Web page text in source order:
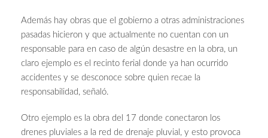
Además hay obras que el gobierno a otras administraciones
pasadas hicieron y que actualmente no cuentan con un
responsable para en caso de algún desastre en la obra, un
claro ejemplo es el recinto ferial donde ya han ocurrido
accidentes y se desconoce sobre quien recae la
responsabilidad, señaló.
Otro ejemplo es la obra del 17 donde conectaron los
drenes pluviales a la red de drenaje pluvial, y esto provoca